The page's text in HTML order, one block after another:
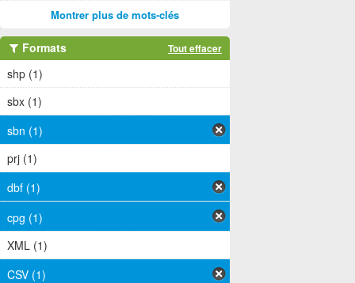
Montrer plus de mots-clés
Formats Tout effacer
shp (1)
sbx (1)
sbn (1)
prj (1)
dbf (1)
cpg (1)
XML (1)
CSV (1)